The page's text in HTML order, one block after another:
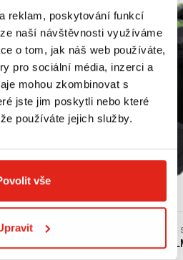
reklam, poskytování funkcí
naší návštěvnosti využíváme
o tom, jak náš web používáte,
pro sociální média, inzerci a
mohou zkombinovat s
jste jim poskytli nebo které
používáte jejich služby.
vše
Výpredaj
SHIRO ENDURO